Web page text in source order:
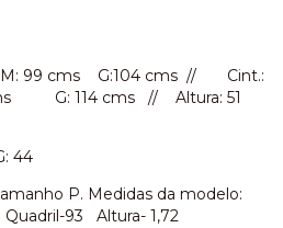
99 cms G:104 cms // Cint.:
G: 114 cms // Altura: 51
44
P. Medidas da modelo:
93 Altura- 1,72